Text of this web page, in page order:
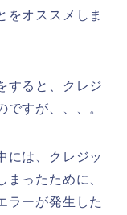
をオススメしま
すると、クレジ
すが、、、。
には、クレジッ
まったために、
ラーが発生した